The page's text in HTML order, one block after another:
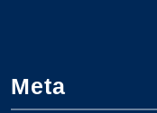
Meta